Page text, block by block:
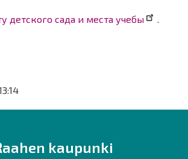
детского сада и места учебы .
kaupunki